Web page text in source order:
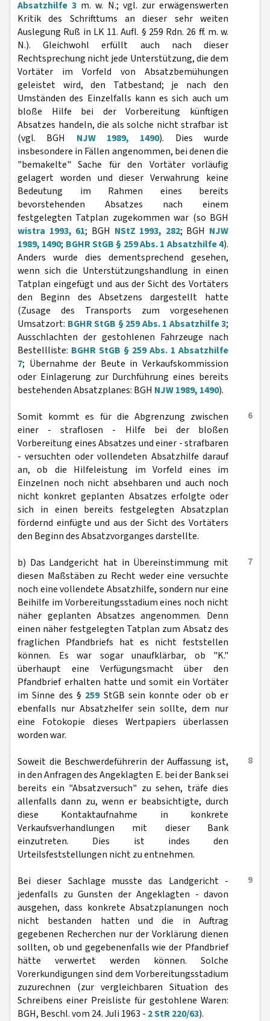
Absatzhilfe 3 m. w. N.; vgl. zur erwägenswerten
Kritik des Schrifttums an dieser sehr weiten
Auslegung Ruß in LK 11. Aufl. § 259 Rdn. 26 ff. m. w.
N.). Gleichwohl erfüllt auch nach dieser
Rechtsprechung nicht jede Unterstützung, die dem
Vortäter im Vorfeld von Absatzbemühungen
geleistet wird, den Tatbestand; je nach den
Umständen des Einzelfalls kann es sich auch um
bloße Hilfe bei der Vorbereitung künftigen
Absatzes handeln, die als solche nicht strafbar ist
(vgl. BGH NJW 1989, 1490). Dies wurde
insbesondere in Fällen angenommen, bei denen die
"bemakelte" Sache für den Vortäter vorläufig
gelagert worden und dieser Verwahrung keine
Bedeutung im Rahmen eines bereits
bevorstehenden Absatzes nach einem
festgelegten Tatplan zugekommen war (so BGH
wistra 1993, 61; BGH NStZ 1993, 282; BGH NJW
1989, 1490; BGHR StGB § 259 Abs. 1 Absatzhilfe 4).
Anders wurde dies dementsprechend gesehen,
wenn sich die Unterstützungshandlung in einen
Tatplan eingefügt und aus der Sicht des Vortäters
den Beginn des Absetzens dargestellt hatte
(Zusage des Transports zum vorgesehenen
Umsatzort: BGHR StGB § 259 Abs. 1 Absatzhilfe 3;
Ausschlachten der gestohlenen Fahrzeuge nach
Bestellliste: BGHR StGB § 259 Abs. 1 Absatzhilfe
7; Übernahme der Beute in Verkaufskommission
oder Einlagerung zur Durchführung eines bereits
bestehenden Absatzplanes: BGH NJW 1989, 1490).
6
Somit kommt es für die Abgrenzung zwischen
einer - straflosen - Hilfe bei der bloßen
Vorbereitung eines Absatzes und einer - strafbaren
- versuchten oder vollendeten Absatzhilfe darauf
an, ob die Hilfeleistung im Vorfeld eines im
Einzelnen noch nicht absehbaren und auch noch
nicht konkret geplanten Absatzes erfolgte oder
sich in einen bereits festgelegten Absatzplan
fördernd einfügte und aus der Sicht des Vortäters
den Beginn des Absatzvorganges darstellte.
7
b) Das Landgericht hat in Übereinstimmung mit
diesen Maßstäben zu Recht weder eine versuchte
noch eine vollendete Absatzhilfe, sondern nur eine
Beihilfe im Vorbereitungsstadium eines noch nicht
näher geplanten Absatzes angenommen. Denn
einen näher festgelegten Tatplan zum Absatz des
fraglichen Pfandbriefs hat es nicht feststellen
können. Es war sogar unaufklärbar, ob "K."
überhaupt eine Verfügungsmacht über den
Pfandbrief erhalten hatte und somit ein Vortäter
im Sinne des § 259StGB sein konnte oder ob er
ebenfalls nur Absatzhelfer sein sollte, dem nur
eine Fotokopie dieses Wertpapiers überlassen
worden war.
8
Soweit die Beschwerdeführerin der Auffassung ist,
in den Anfragen des Angeklagten E. bei der Bank sei
bereits ein "Absatzversuch" zu sehen, träfe dies
allenfalls dann zu, wenn er beabsichtigte, durch
diese Kontaktaufnahme in konkrete
Verkaufsverhandlungen mit dieser Bank
einzutreten. Dies ist indes den
Urteilsfeststellungen nicht zu entnehmen.
9
Bei dieser Sachlage musste das Landgericht -
jedenfalls zu Gunsten der Angeklagten - davon
ausgehen, dass konkrete Absatzplanungen noch
nicht bestanden hatten und die in Auftrag
gegebenen Recherchen nur der Vorklärung dienen
sollten, ob und gegebenenfalls wie der Pfandbrief
hätte verwertet werden können. Solche
Vorerkundigungen sind dem Vorbereitungsstadium
zuzurechnen (zur vergleichbaren Situation des
Schreibens einer Preisliste für gestohlene Waren:
BGH, Beschl. vom 24. Juli 1963 - 2 StR 220/63).